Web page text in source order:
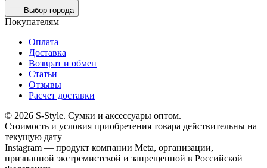
Выбор города
Покупателям
Оплата
Доставка
Возврат и обмен
Статьи
Отзывы
Расчет доставки
© 2026 S-Style. Сумки и аксессуары оптом.
Cтоимость и условия приобретения товара действительны на
текущую дату
Instagram — продукт компании Meta, организации,
признанной экстремистской и запрещенной в Российской